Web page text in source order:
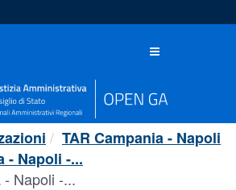
Toggle
TAR Campania - Napoli
- Napoli -...
Napoli -...